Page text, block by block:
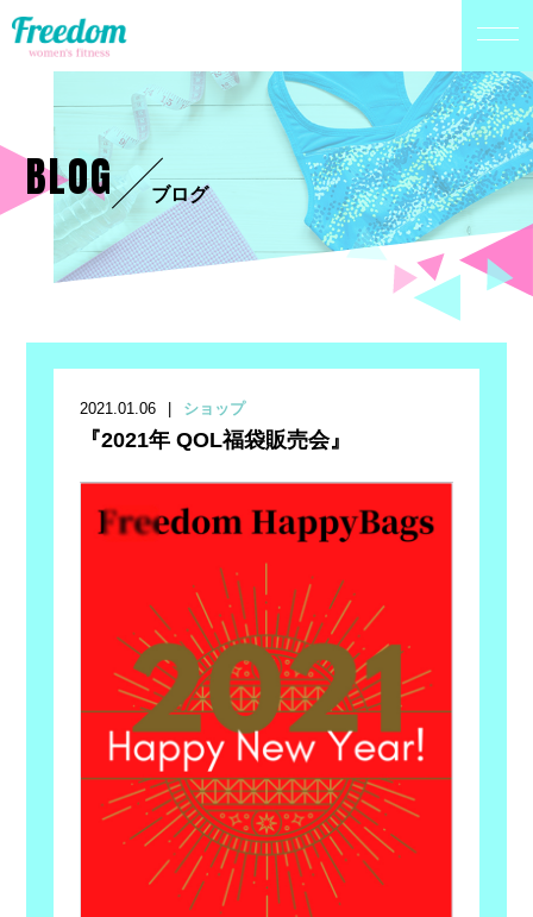
BLOG ブログ
2021.01.06 ショップ
『2021年 QOL福袋販売会』